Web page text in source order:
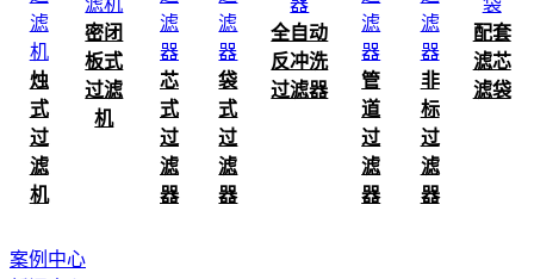
烛
式
过
滤
机
密闭
板式
过滤
机
芯
式
过
滤
器
袋
式
过
滤
器
全自动
反冲洗
过滤器
管
道
过
滤
器
非
标
过
滤
器
配套
滤芯
滤袋
案例中心